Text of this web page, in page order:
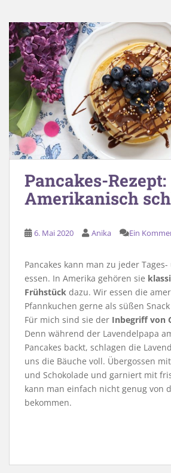
Pancakes-Rezept:
Amerikanisch
6. Mai 2020 Anika Ein
Pancakes kann man zu jeder
essen. In Amerika gehören sie
Frühstück dazu. Wir essen die
Pfannkuchen gerne als süßen
Für mich sind sie der Inbegriff von
Denn während der Lavendelpapa
Pancakes backt, schlagen die
uns die Bäuche voll. Übergossen
und Schokolade und garniert mit
kann man einfach nicht genug von
bekommen.